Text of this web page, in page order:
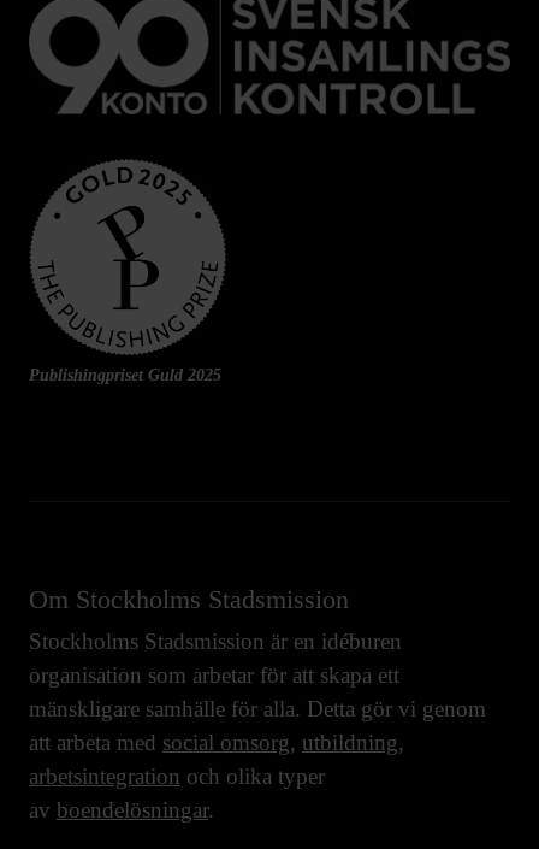
Publishingpriset Guld 2025
Om Stockholms Stadsmission
Stockholms Stadsmission är en idéburen
organisation som arbetar för att skapa ett
mänskligare samhälle för alla. Detta gör vi genom
att arbeta med social omsorg, utbildning,
arbetsintegration och olika typer
av boendelösningar.